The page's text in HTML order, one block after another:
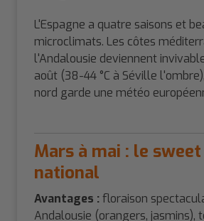
L'Espagne a quatre saisons et
microclimats. Les côtes
l'Andalousie deviennent
août (38-44 °C à Séville
nord garde une météo
Mars à mai : le
national
Avantages :floraison
Andalousie (orangers, jasmins),